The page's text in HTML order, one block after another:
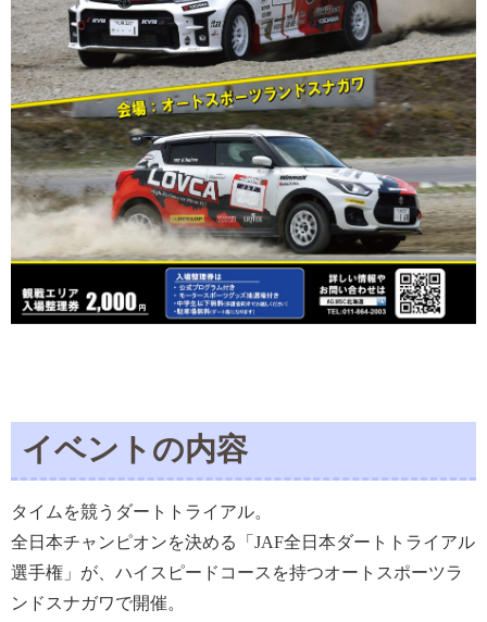
イベントの内容
タイムを競うダートトライアル。
全日本チャンピオンを決める「JAF全日本ダートトライアル
選手権」が、 ハイスピードコースを持つオートスポーツラ
ンドスナガワで開催。